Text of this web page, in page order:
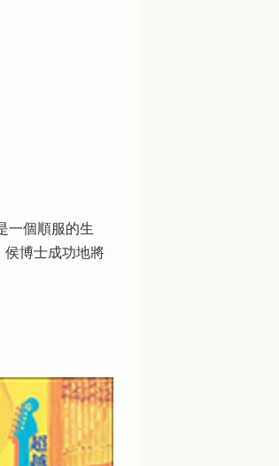
一個順服的生
侯博士成功地將